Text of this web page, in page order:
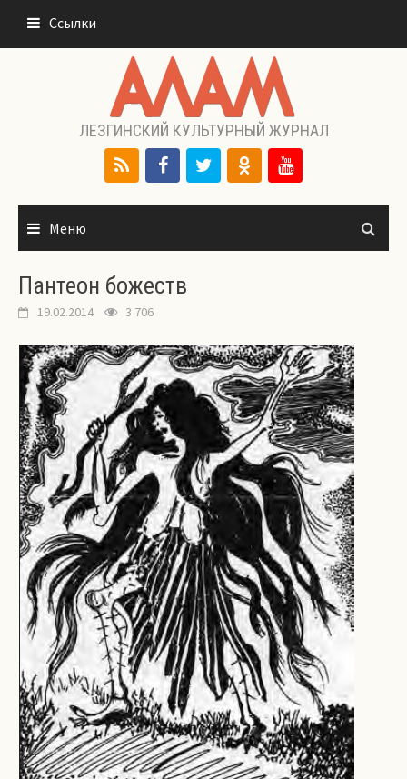
содержимому
Ссылки
ЛЕЗГИНСКИЙ КУЛЬТУРНЫЙ ЖУРНАЛ
Меню
Пантеон божеств
19.02.2014 3 706